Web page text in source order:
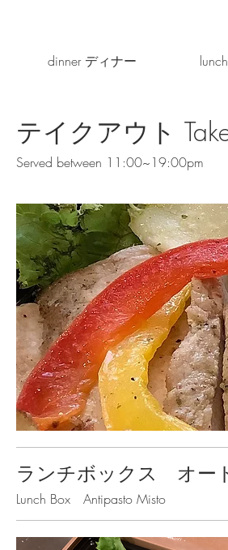
dinner ディナー
テイクアウト
Served between 11:00~19:00pm
ランチボックス オー
Lunch Box Antipasto Misto